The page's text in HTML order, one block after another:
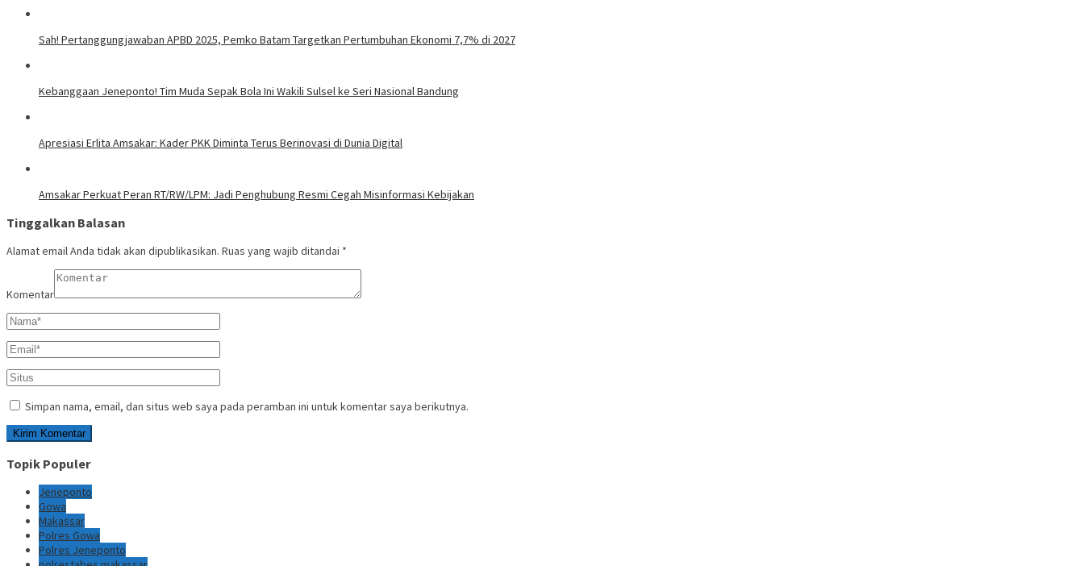
Sah! Pertanggungjawaban APBD 2025, Pemko Batam Targetkan Pertumbuhan Ekonomi 7,7% di 2027
Kebanggaan Jeneponto! Tim Muda Sepak Bola Ini Wakili Sulsel ke Seri Nasional Bandung
Apresiasi Erlita Amsakar: Kader PKK Diminta Terus Berinovasi di Dunia Digital
Amsakar Perkuat Peran RT/RW/LPM: Jadi Penghubung Resmi Cegah Misinformasi Kebijakan
Tinggalkan Balasan
Alamat email Anda tidak akan dipublikasikan. Ruas yang wajib ditandai *
Komentar
Simpan nama, email, dan situs web saya pada peramban ini untuk komentar saya berikutnya.
Topik Populer
Jeneponto
Gowa
Makassar
Polres Gowa
Polres Jeneponto